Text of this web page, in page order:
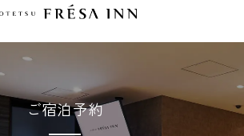
ご宿泊予約